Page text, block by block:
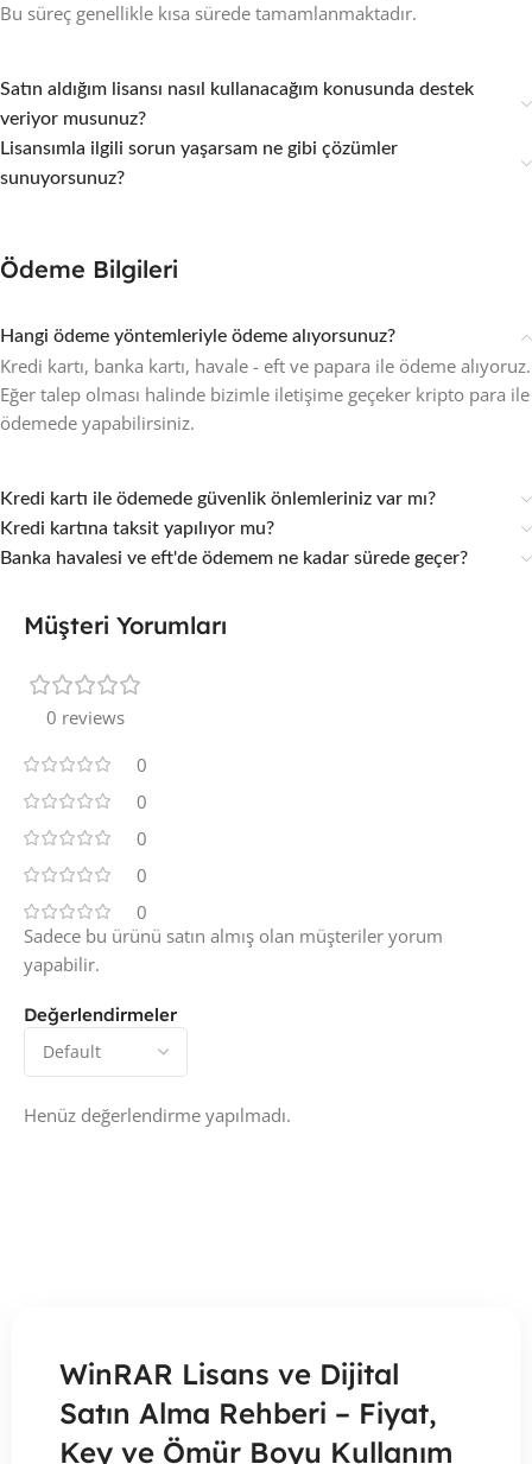
Bu süreç genellikle kısa sürede tamamlanmaktadır.
Satın aldığım lisansı nasıl kullanacağım konusunda destek
veriyor musunuz?
Lisansımla ilgili sorun yaşarsam ne gibi çözümler
sunuyorsunuz?
Ödeme Bilgileri
Hangi ödeme yöntemleriyle ödeme alıyorsunuz?
Kredi kartı, banka kartı, havale - eft ve papara ile ödeme alıyoruz.
Eğer talep olması halinde bizimle iletişime geçeker kripto para ile
ödemede yapabilirsiniz.
Kredi kartı ile ödemede güvenlik önlemleriniz var mı?
Kredi kartına taksit yapılıyor mu?
Banka havalesi ve eft'de ödemem ne kadar sürede geçer?
Müşteri Yorumları
0 reviews
0
0
0
0
0
Değerlendirmeler
Henüz değerlendirme yapılmadı.
Sadece bu ürünü satın almış olan müşteriler yorum
yapabilir.
WinRAR Lisans ve Dijital
Satın Alma Rehberi – Fiyat,
Key ve Ömür Boyu Kullanım